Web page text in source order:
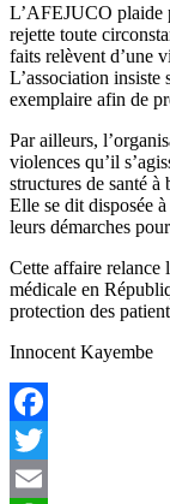
L’AFEJUCO plaide
rejette toute
faits relèvent d’une
L’association insiste
exemplaire afin de
Par ailleurs,
violences qu’il
structures de santé à
Elle se dit disposée
leurs démarches
Cette affaire relance
médicale en
protection des
Innocent Kayembe
Facebook
Twitter